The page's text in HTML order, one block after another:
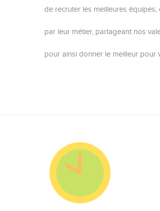
de recruter les meilleures
par leur métier, partageant nos
pour ainsi donner le meilleur pour